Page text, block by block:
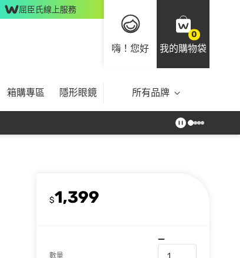
屈臣氏線上服務
嗨！您好
0
我的購物袋
箱購專區 隱形眼鏡 所有品牌
$1,399
數量